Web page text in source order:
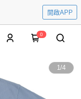
開啟APP
0
1/4